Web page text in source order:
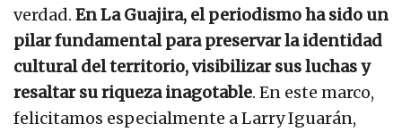
verdad. En La Guajira, el periodismo ha sido un
pilar fundamental para preservar la identidad
cultural del territorio, visibilizar sus luchas y
resaltar su riqueza inagotable. En este marco,
felicitamos especialmente a Larry Iguarán,